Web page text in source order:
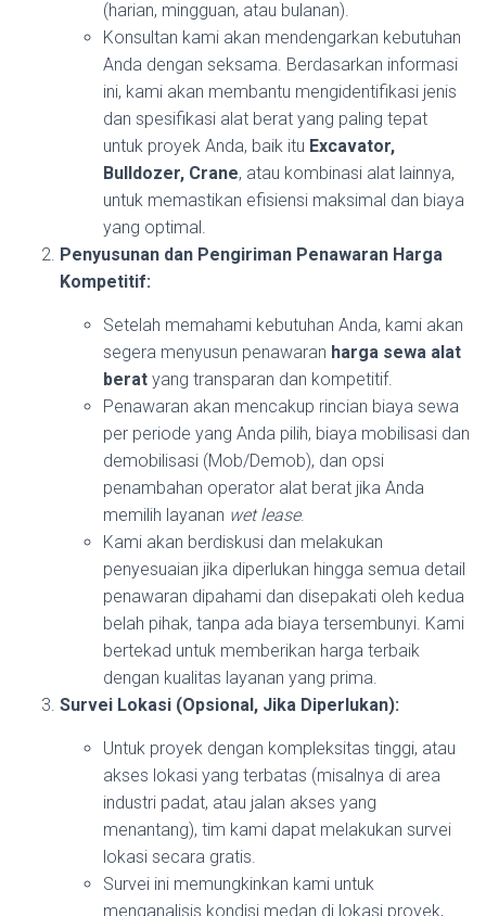
(harian, mingguan, atau bulanan).
Konsultan kami akan mendengarkan kebutuhan
Anda dengan seksama. Berdasarkan informasi
ini, kami akan membantu mengidentifikasi jenis
dan spesifikasi alat berat yang paling tepat
untuk proyek Anda, baik itu Excavator,
Bulldozer, Crane, atau kombinasi alat lainnya,
untuk memastikan efisiensi maksimal dan biaya
yang optimal.
Penyusunan dan Pengiriman Penawaran Harga
Kompetitif:
Setelah memahami kebutuhan Anda, kami akan
segera menyusun penawaran harga sewa alat
berat yang transparan dan kompetitif.
Penawaran akan mencakup rincian biaya sewa
per periode yang Anda pilih, biaya mobilisasi dan
demobilisasi (Mob/Demob), dan opsi
penambahan operator alat berat jika Anda
memilih layanan wet lease.
Kami akan berdiskusi dan melakukan
penyesuaian jika diperlukan hingga semua detail
penawaran dipahami dan disepakati oleh kedua
belah pihak, tanpa ada biaya tersembunyi. Kami
bertekad untuk memberikan harga terbaik
dengan kualitas layanan yang prima.
Survei Lokasi (Opsional, Jika Diperlukan):
Untuk proyek dengan kompleksitas tinggi, atau
akses lokasi yang terbatas (misalnya di area
industri padat, atau jalan akses yang
menantang), tim kami dapat melakukan survei
lokasi secara gratis.
Survei ini memungkinkan kami untuk
menganalisis kondisi medan di lokasi proyek,